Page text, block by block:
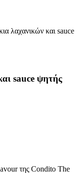
λαχανικών και sauce
sauce ψητής
της Condito The